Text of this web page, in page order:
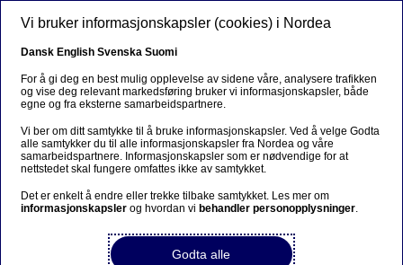
AI endrer fokus: Nytt fond
investerer i teknologi, vekst
og effektivitet
Vi bruker informasjonskapsler (cookies) i Nordea
Dansk English Svenska Suomi
For å gi deg en best mulig opplevelse av sidene våre, analysere trafikken
og vise deg relevant markedsføring bruker vi informasjonskapsler, både
egne og fra eksterne samarbeidspartnere.
Vi ber om ditt samtykke til å bruke informasjonskapsler. Ved å velge Godta
alle samtykker du til alle informasjonskapsler fra Nordea og våre
samarbeidspartnere. Informasjonskapsler som er nødvendige for at
nettstedet skal fungere omfattes ikke av samtykket.
Det er enkelt å endre eller trekke tilbake samtykket. Les mer om
informasjonskapsler og hvordan vi behandler personopplysninger.
Godta alle